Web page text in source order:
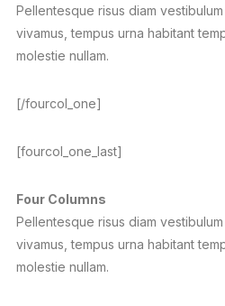
Pellentesque risus diam
vivamus, tempus urna habitant
molestie nullam.
[/fourcol_one]
[fourcol_one_last]
Four Columns
Pellentesque risus diam
vivamus, tempus urna habitant
molestie nullam.